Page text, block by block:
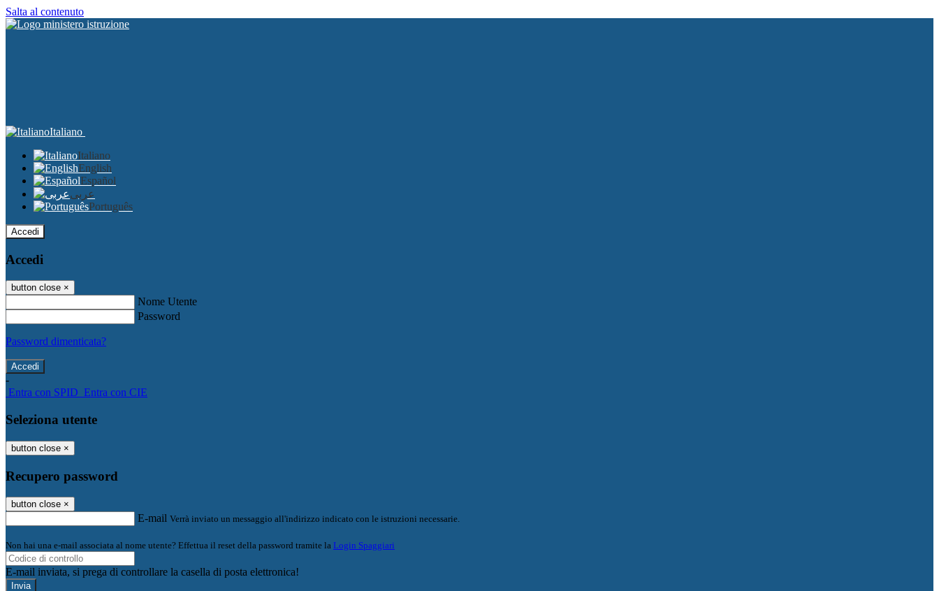
Salta al contenuto
Italiano
Italiano
English
Español
عربى
Português
Accedi
Accedi
button close ×
Nome Utente
Password
Password dimenticata?
-
Entra con SPID Entra con CIE
Seleziona utente
button close ×
Recupero password
button close ×
E-mail Verrà inviato un messaggio all'indirizzo indicato con le istruzioni necessarie.
Non hai una e-mail associata al nome utente? Effettua il reset della password tramite la Login Spaggiari
E-mail inviata, si prega di controllare la casella di posta elettronica!